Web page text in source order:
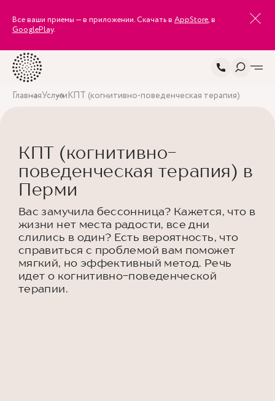
Все ваши приемы — в приложении. Скачать в AppStore, в
GooglePlay.
ГлавнаяУслугиКПТ (когнитивно-поведенческая терапия)
КПТ (когнитивно-
поведенческая терапия) в
Перми
Вас замучила бессонница? Кажется, что в
жизни нет места радости, все дни
слились в один? Есть вероятность, что
справиться с проблемой вам поможет
мягкий, но эффективный метод. Речь
идет о когнитивно-поведенческой
терапии.